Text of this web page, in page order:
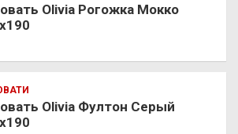
Olivia Рогожка Мокко
Olivia Фултон Серый